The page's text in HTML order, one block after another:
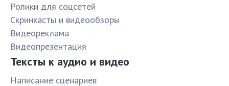
Ролики для соцсетей
Скринкасты и видеообзоры
Видеореклама
Видеопрезентация
Тексты к аудио и видео
Написание сценариев